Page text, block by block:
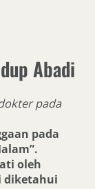
Abadi
pada
pada
oleh
diketahui